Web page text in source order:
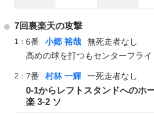
7回裏楽天の攻撃
1： 6番 小郷 裕哉
無死走者なし
高めの球を打つもセンターフライ
2： 7番 村林 一輝 一死走者なし
0-1からレフトスタンドへのホ
楽 3-2 ソ